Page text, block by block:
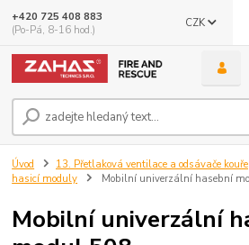
CZK
+420 725 408 883
(Po-Pá, 8-16 hod.)
Úvod 13. Přetlaková ventilace a odsávače kouře
hasicí moduly
Mobilní univerzální hasební
Mobilní univerzální